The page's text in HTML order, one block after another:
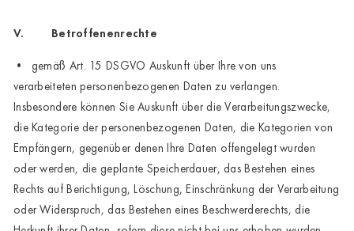
V. Betroffenenrechte
• gemäß Art. 15 DSGVO Auskunft über Ihre von uns
verarbeiteten personenbezogenen Daten zu verlangen.
Insbesondere können Sie Auskunft über die Verarbeitungszwecke,
die Kategorie der personenbezogenen Daten, die Kategorien von
Empfängern, gegenüber denen Ihre Daten offengelegt wurden
oder werden, die geplante Speicherdauer, das Bestehen eines
Rechts auf Berichtigung, Löschung, Einschränkung der Verarbeitung
oder Widerspruch, das Bestehen eines Beschwerderechts, die